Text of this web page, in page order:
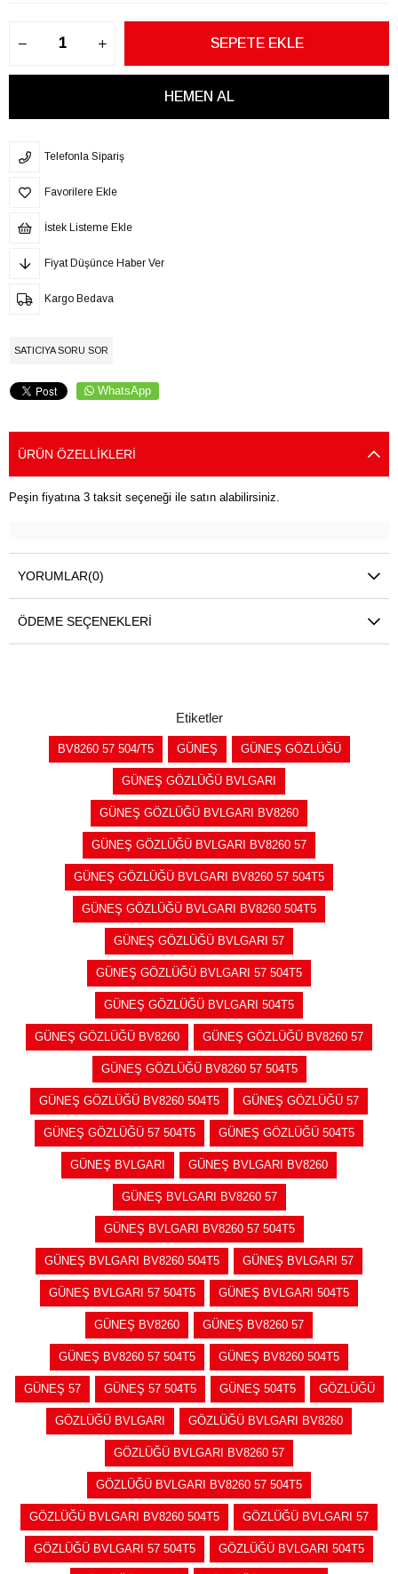
Telefonla Sipariş
Favorilere Ekle
İstek Listeme Ekle
Fiyat Düşünce Haber Ver
Kargo Bedava
SATICIYA SORU SOR
WhatsApp
ÜRÜN ÖZELLIKLERI
Peşin fiyatına 3 taksit seçeneği ile satın alabilirsiniz.
YORUMLAR(0)
ÖDEME SEÇENEKLERI
Etiketler
BV8260 57 504/T5 GÜNEŞ GÜNEŞ GÖZLÜĞÜ
GÜNEŞ GÖZLÜĞÜ BVLGARI
GÜNEŞ GÖZLÜĞÜ BVLGARI BV8260
GÜNEŞ GÖZLÜĞÜ BVLGARI BV8260 57
GÜNEŞ GÖZLÜĞÜ BVLGARI BV8260 57 504T5
GÜNEŞ GÖZLÜĞÜ BVLGARI BV8260 504T5
GÜNEŞ GÖZLÜĞÜ BVLGARI 57
GÜNEŞ GÖZLÜĞÜ BVLGARI 57 504T5
GÜNEŞ GÖZLÜĞÜ BVLGARI 504T5
GÜNEŞ GÖZLÜĞÜ BV8260 GÜNEŞ GÖZLÜĞÜ BV8260 57
GÜNEŞ GÖZLÜĞÜ BV8260 57 504T5
GÜNEŞ GÖZLÜĞÜ BV8260 504T5 GÜNEŞ GÖZLÜĞÜ 57
GÜNEŞ GÖZLÜĞÜ 57 504T5 GÜNEŞ GÖZLÜĞÜ 504T5
GÜNEŞ BVLGARI GÜNEŞ BVLGARI BV8260
GÜNEŞ BVLGARI BV8260 57
GÜNEŞ BVLGARI BV8260 57 504T5
GÜNEŞ BVLGARI BV8260 504T5 GÜNEŞ BVLGARI 57
GÜNEŞ BVLGARI 57 504T5 GÜNEŞ BVLGARI 504T5
GÜNEŞ BV8260 GÜNEŞ BV8260 57
GÜNEŞ BV8260 57 504T5 GÜNEŞ BV8260 504T5
GÜNEŞ 57 GÜNEŞ 57 504T5 GÜNEŞ 504T5 GÖZLÜĞÜ
GÖZLÜĞÜ BVLGARI GÖZLÜĞÜ BVLGARI BV8260
GÖZLÜĞÜ BVLGARI BV8260 57
GÖZLÜĞÜ BVLGARI BV8260 57 504T5
GÖZLÜĞÜ BVLGARI BV8260 504T5 GÖZLÜĞÜ BVLGARI 57
GÖZLÜĞÜ BVLGARI 57 504T5 GÖZLÜĞÜ BVLGARI 504T5